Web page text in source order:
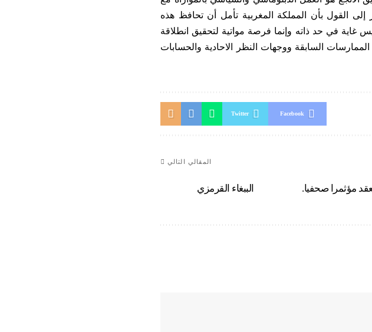
إلى القول بأن المملكة المغربية تأمل أن تحافظ هذه
غاية في حد ذاته وإنما فرصة مواتية لتحقيق انطلاقة
السابقة ووجهات النظر الاحادية والحسابات
Facebook
Twitter
مؤثمرا صحفيا.
المقالي التالي
الببغاء القرمزي